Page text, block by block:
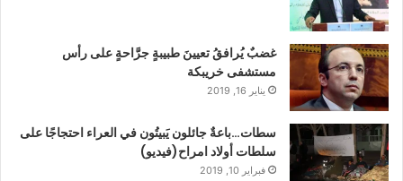
غضبٌ يُرافقُ تعيينَ طبيبةٍ جرَّاحةٍ على رأس
مستشفى خريبكة
يناير 16, 2019
سطات…باعةٌ جائلون يَبيتُون في العراء احتجاجًا على
سلطات أولاد امراح(فيديو)
فبراير 10, 2019